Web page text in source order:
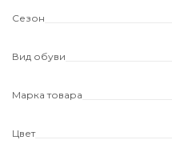
Сезон
Вид обуви
Марка товара
Цвет